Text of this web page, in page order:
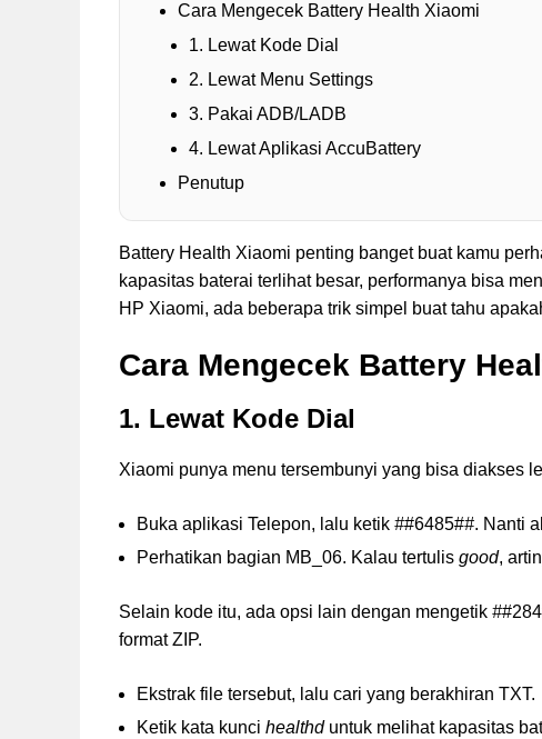
Cara Mengecek Battery Health Xiaomi
1. Lewat Kode Dial
2. Lewat Menu Settings
3. Pakai ADB/LADB
4. Lewat Aplikasi AccuBattery
Penutup
Battery Health Xiaomi penting banget buat kamu
kapasitas baterai terlihat besar, performanya bisa
HP Xiaomi, ada beberapa trik simpel buat tahu
Cara Mengecek Battery
1. Lewat Kode Dial
Xiaomi punya menu tersembunyi yang bisa diakses
Buka aplikasi Telepon, lalu ketik ##6485##. Nanti
Perhatikan bagian MB_06. Kalau tertulis good,
Selain kode itu, ada opsi lain dengan mengetik #
format ZIP.
Ekstrak file tersebut, lalu cari yang berakhiran TXT.
Ketik kata kunci healthduntuk melihat kapasitas